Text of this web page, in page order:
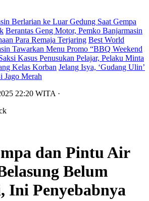
Berlarian ke Luar Gedung Saat Gempa
Berantas Geng Motor, Pemko Banjarmasin
Para Remaja Terjaring Best World
Tawarkan Menu Promo “BBQ Weekend
Kasus Penusukan Pelajar, Pelaku Minta
Kelas Korban Jelang Isya, ‘Gudang Ulin’
Jago Merah
22:20 WITA ·
dan Pintu Air
Belum
Ini Penyebabnya